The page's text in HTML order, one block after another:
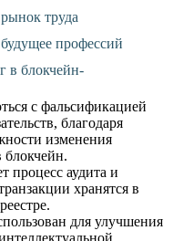
труда
профессий
в блокчейн-
с фальсификацией
благодаря
изменения
блокчейн.
процесс аудита и
хранятся в
для улучшения